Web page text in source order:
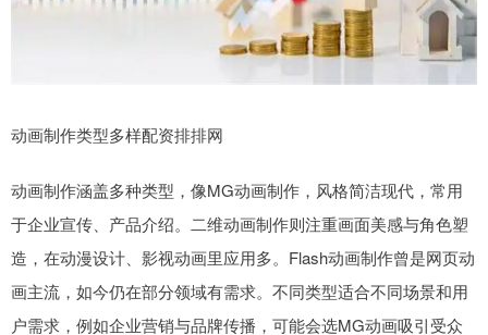
动画制作类型多样配资排排网
动画制作涵盖多种类型，像MG动画制作，风格简洁现代，常用
于企业宣传、产品介绍。二维动画制作则注重画面美感与角色塑
造，在动漫设计、影视动画里应用多。Flash动画制作曾是网页动
画主流，如今仍在部分领域有需求。不同类型适合不同场景和用
户需求，例如企业营销与品牌传播，可能会选MG动画吸引受众